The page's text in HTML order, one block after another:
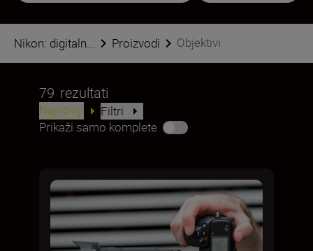
Nikon: digitaln... Proizvodi Objektivi
79 rezultati
Najnoviji
Filtri
Prikaži samo komplete